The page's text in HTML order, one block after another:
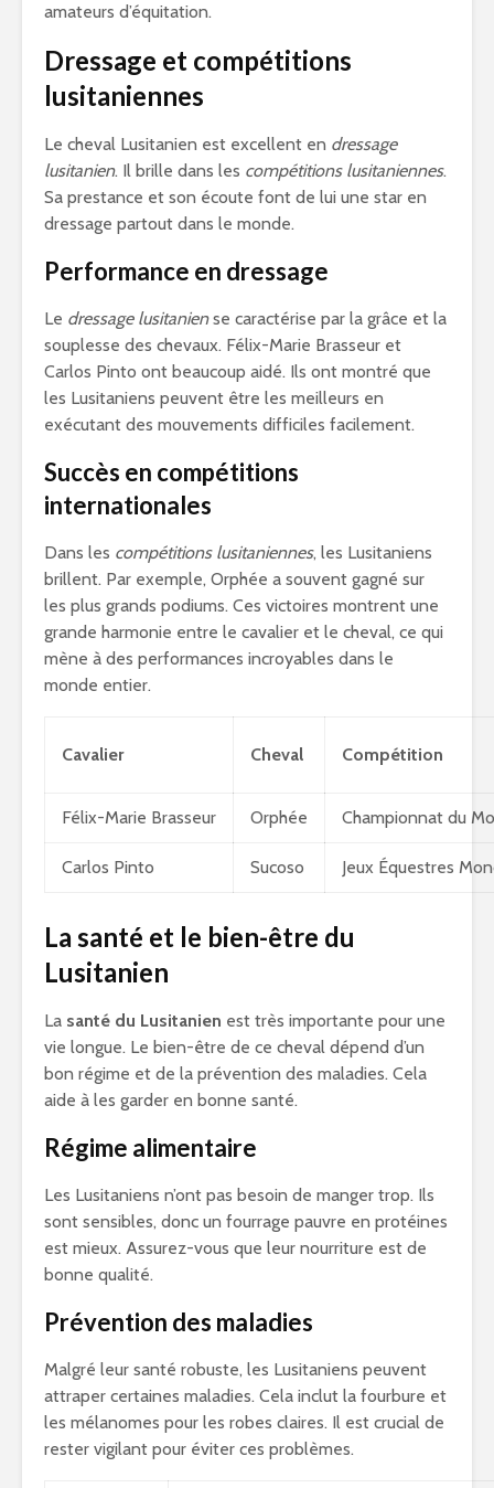
amateurs d’équitation.
Dressage et compétitions
lusitaniennes
Le cheval Lusitanien est excellent en dressage
lusitanien. Il brille dans les compétitions lusitaniennes.
Sa prestance et son écoute font de lui une star en
dressage partout dans le monde.
Performance en dressage
Le dressage lusitaniense caractérise par la grâce et la
souplesse des chevaux. Félix-Marie Brasseur et
Carlos Pinto ont beaucoup aidé. Ils ont montré que
les Lusitaniens peuvent être les meilleurs en
exécutant des mouvements difficiles facilement.
Succès en compétitions
internationales
Dans les compétitions lusitaniennes, les Lusitaniens
brillent. Par exemple, Orphée a souvent gagné sur
les plus grands podiums. Ces victoires montrent une
grande harmonie entre le cavalier et le cheval, ce qui
mène à des performances incroyables dans le
monde entier.
Cavalier Cheval Compétition
Félix-Marie Brasseur Orphée Championnat du
Carlos Pinto Sucoso Jeux Équestres
La santé et le bien-être du
Lusitanien
La santé du Lusitanien est très importante pour une
vie longue. Le bien-être de ce cheval dépend d’un
bon régime et de la prévention des maladies. Cela
aide à les garder en bonne santé.
Régime alimentaire
Les Lusitaniens n’ont pas besoin de manger trop. Ils
sont sensibles, donc un fourrage pauvre en protéines
est mieux. Assurez-vous que leur nourriture est de
bonne qualité.
Prévention des maladies
Malgré leur santé robuste, les Lusitaniens peuvent
attraper certaines maladies. Cela inclut la fourbure et
les mélanomes pour les robes claires. Il est crucial de
rester vigilant pour éviter ces problèmes.